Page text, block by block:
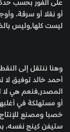
على الفور بحسب حدة
أو نقلا أو سرقة.
ليست كلها,وليس
وهنا ننتقل إلى
أحمد خالد توفيق لا
المصدر,فنعم هي لا
أو مستهلكة في
خصبا ومصنع
ستيفن كينج نفسه.